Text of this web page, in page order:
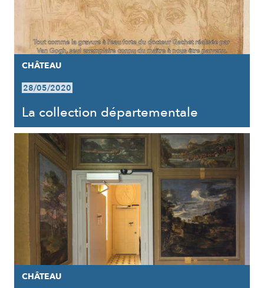
CHÂTEAU
28/05/2020
La collection départementale
CHÂTEAU